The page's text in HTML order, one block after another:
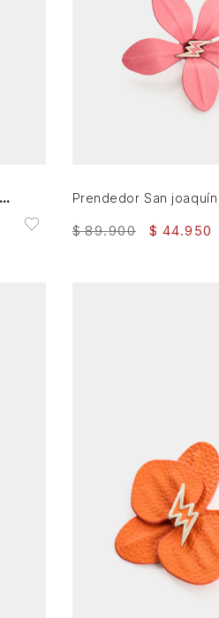
Prendedor San joaquín pequeño en cuero para mujer
$ 89.900 $ 44.950